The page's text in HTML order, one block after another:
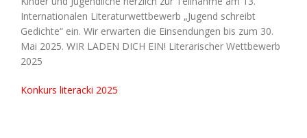
Internationalen Literaturwettbewerb „Jugend schreibt
Gedichte“ ein. Wir erwarten die Einsendungen bis zum 30.
Mai 2025. WIR LADEN DICH EIN! Literarischer Wettbewerb
2025
Konkurs literacki 2025